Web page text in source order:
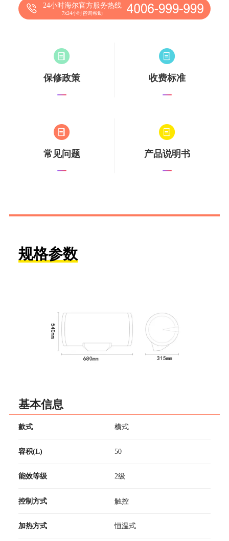
24小时海尔官方服务热线
7x24小时咨询帮助
保修政策 收费标准
常见问题 产品说明书
规格参数
基本信息
款式 横式
容积(L) 50
能效等级 2级
控制方式 触控
加热方式 恒温式